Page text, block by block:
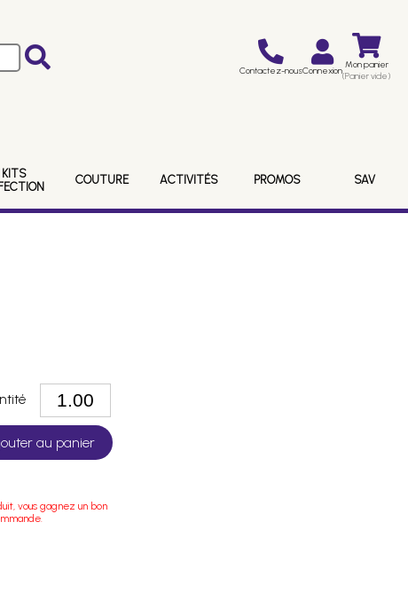
Contactez-nousConnexion Mon panier
(Panier vide)
KITS
COUTURE ACTIVITÉS PROMOS SAV
au panier
vous gagnez un bon